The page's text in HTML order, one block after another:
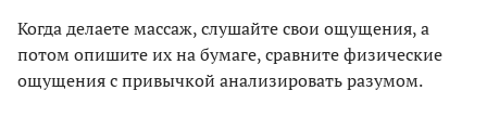
Когда делаете массаж, слушайте свои ощущения, а
потом опишите их на бумаге, сравните физические
ощущения с привычкой анализировать разумом.